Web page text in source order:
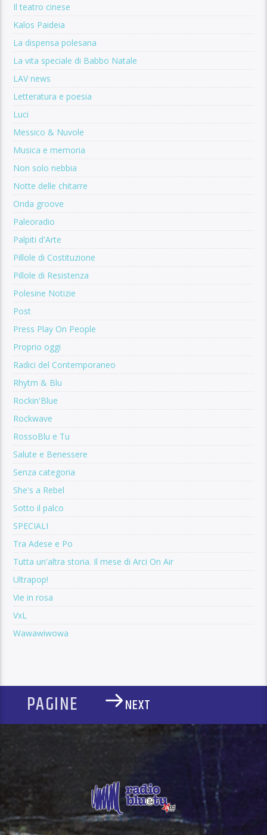
Il teatro cinese
Kalos Paideia
La dispensa polesana
La vita speciale di Babbo Natale
LAV news
Letteratura e poesia
Luci
Messico & Nuvole
Musica e memoria
Non solo nebbia
Notte delle chitarre
Onda groove
Paleoradio
Palpiti d'Arte
Pillole di Costituzione
Pillole di Resistenza
Polesine Notizie
Post
Press Play On People
Proprio oggi
Radici del Contemporaneo
Rhytm & Blu
Rockin'Blue
Rockwave
RossoBlu e Tu
Salute e Benessere
Senza categoria
She's a Rebel
Sotto il palco
SPECIALI
Tra Adese e Po
Tutta un'altra storia. Il mese di Arci On Air
Ultrapop!
Vie in rosa
VxL
Wawawiwowa
PAGINE NEXT